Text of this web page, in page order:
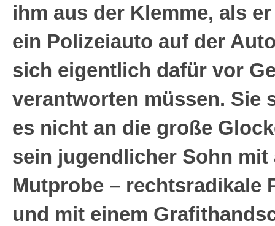
ihm aus der Klemme, als
ein Polizeiauto auf der
sich eigentlich dafür vor
verantworten müssen. Sie
es nicht an die große
sein jugendlicher Sohn mit
Mutprobe – rechtsradikale
und mit einem